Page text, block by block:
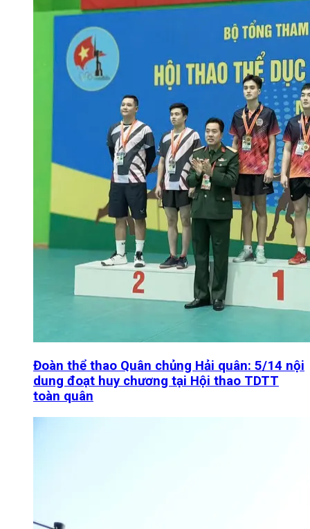
Đoàn thể thao Quân chủng Hải quân: 5/14 nội
dung đoạt huy chương tại Hội thao TDTT
toàn quân